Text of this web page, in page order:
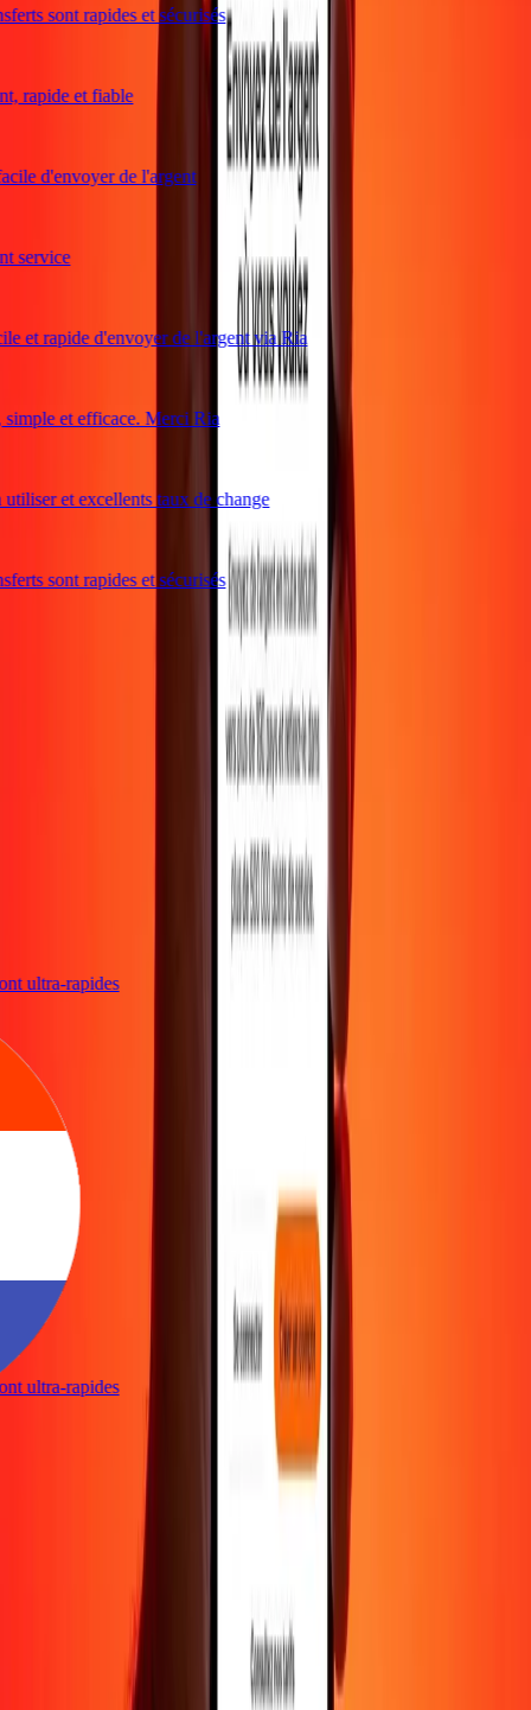
sont rapides et sécurisés
rapide et fiable
d'envoyer de l'argent
service
et rapide d'envoyer de l'argent via Ria
et efficace. Merci Ria
et excellents taux de change
sont rapides et sécurisés
ultra-rapides
ultra-rapides